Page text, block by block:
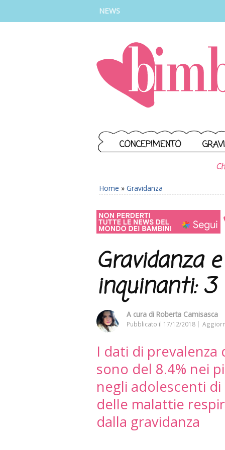
NEWS
CONCEPIMENTO
Home » Gravidanza
Gravidanza
inquinanti: 3
A cura di Roberta Camisasca
Pubblicato il 17/12/2018
I dati di prevalenza
sono del 8.4% nei
negli adolescenti
delle malattie
dalla gravidanza